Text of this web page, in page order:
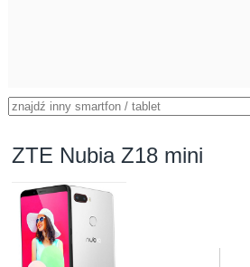
ZTE Nubia Z18 mini